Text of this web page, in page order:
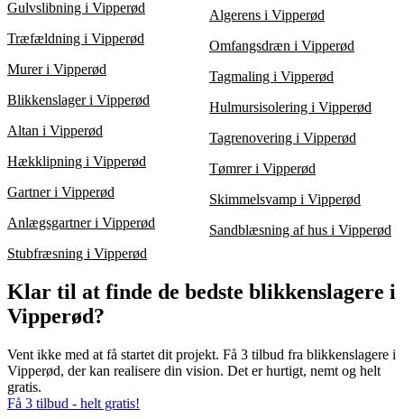
Gulvslibning i Vipperød
Træfældning i Vipperød
Murer i Vipperød
Blikkenslager i Vipperød
Altan i Vipperød
Hækklipning i Vipperød
Gartner i Vipperød
Anlægsgartner i Vipperød
Stubfræsning i Vipperød
Algerens i Vipperød
Omfangsdræn i Vipperød
Tagmaling i Vipperød
Hulmursisolering i Vipperød
Tagrenovering i Vipperød
Tømrer i Vipperød
Skimmelsvamp i Vipperød
Sandblæsning af hus i Vipperød
Klar til at finde de bedste blikkenslagere i
Vipperød?
Vent ikke med at få startet dit projekt. Få 3 tilbud fra blikkenslagere i
Vipperød, der kan realisere din vision. Det er hurtigt, nemt og helt
gratis.
Få 3 tilbud - helt gratis!